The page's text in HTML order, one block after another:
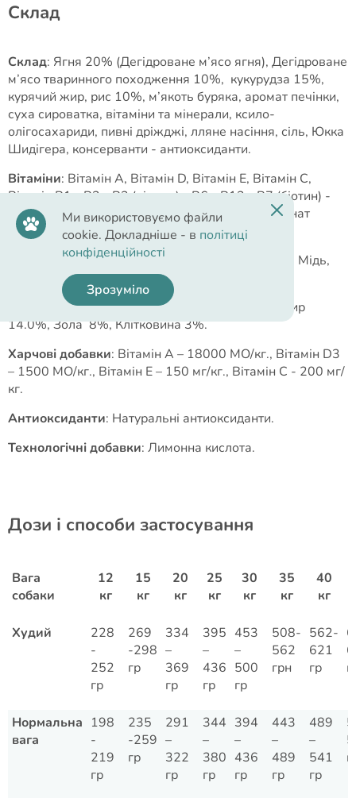
Склад
Склад: Ягня 20% (Дегідроване м’ясо ягня), Дегідроване
м’ясо тваринного походження 10%, кукурудза 15%,
курячий жир, рис 10%, м’якоть буряка, аромат печінки,
суха сироватка, вітаміни та мінерали, ксило-
олігосахариди, пивні дріжджі, лляне насіння, сіль, Юкка
Шидігера, консерванти - антиоксиданти.
Вітаміни: Вітамін А, Вітамін D, Вітамін Е, Вітамін С,
Вітамін B1 - B2 - B3 (ніацин) - B6 - B12 - B7 (біотин) -
B9 (фолієва кислота), Вітамін К, Холін, Пантотенат
кальцію.
Мінерали: Кальцій, Фосфор, Натрій, Йод, Цинк, Мідь,
Залізо, Селен.
Поживний склад: Сирий білок 25.0%, Сирий жир
14.0%, Зола 8%, Клітковина 3%.
Харчові добавки: Вітамін А – 18000 МО/кг., Вітамін D3
– 1500 МО/кг., Вітамін Е – 150 мг/кг., Вітамін С - 200 мг/
кг.
Антиоксиданти: Натуральні антиоксиданти.
Технологічні добавки: Лимонна кислота.
Дози і способи застосування
Вага
собаки
12
кг
15
кг
20
кг
25
кг
30
кг
35
кг
40
кг
Худий
228
-
252
гр
269
-298
гр
334
–
369
гр
395
–
436
гр
453
–
500
гр
508-
562
грн
562-
621
гр
Нормальна
вага
198
-
219
гр
235
-259
гр
291
–
322
гр
344
–
380
гр
394
–
436
гр
443
–
489
гр
489
–
541
гр
Ми використовуємо файли
cookie. Докладніше - в політиці
конфіденційності
Зрозуміло